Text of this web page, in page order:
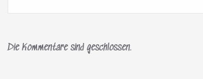
Die Kommentare sind geschlossen.